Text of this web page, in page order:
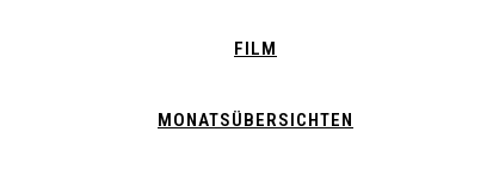
FILM
MONATSÜBERSICHTEN